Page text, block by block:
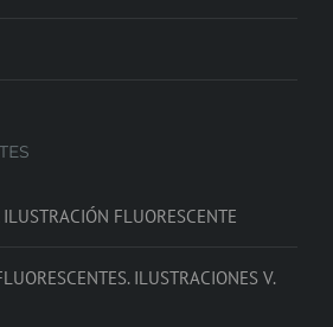
FLUORESCENTE
ILUSTRACIONES V.